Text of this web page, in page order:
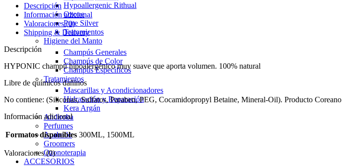
Hypoallergenic Rithual
Ozone
Pure Silver
Tratamientos
Higiene del Manto
Champús Generales
Champús de Color
Champús Específicos
Tratamientos
Mascarillas y Acondicionadores
Hidratación y Reparación
Kera Argán
Andiroba
Perfumes
Acabado
Groomers
Ozonoterapia
ACCESORIOS
Descripción
Información adicional
Valoraciones (0)
Shipping & Delivery
Descripción
HYPONIC champú hipoalergénico muy suave que aporta volumen. 100% natural
Libre de químicos dañinos
No contiene: (Siliconas, Sulfatos, Paraben, PEG, Cocamidopropyl Betaine, Mineral-Oil). Producto Coreano
Información adicional
Formatos disponibles 300ML, 1500ML
Valoraciones (0)